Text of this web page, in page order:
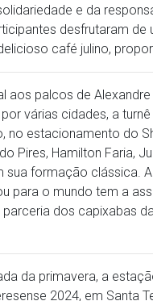
e da
desfrutaram
café julino,
aos palcos de
várias cidades, a
no estacionamento do
Pires, Hamilton Faria,
sua formação clássica.
para o mundo tem a
dos capixabas
da primavera, a
2024, em Santa